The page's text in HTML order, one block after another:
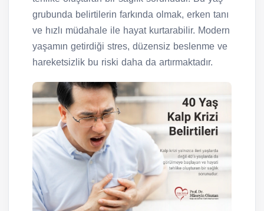
grubunda belirtilerin farkında olmak, erken tanı
ve hızlı müdahale ile hayat kurtarabilir. Modern
yaşamın getirdiği stres, düzensiz beslenme ve
hareketsizlik bu riski daha da artırmaktadır.